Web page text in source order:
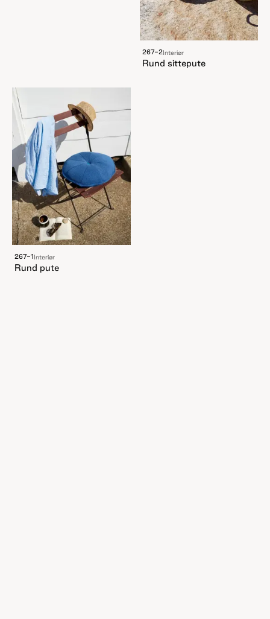
267-2Interiør
Rund sittepute
267-1 Interiør
Rund pute